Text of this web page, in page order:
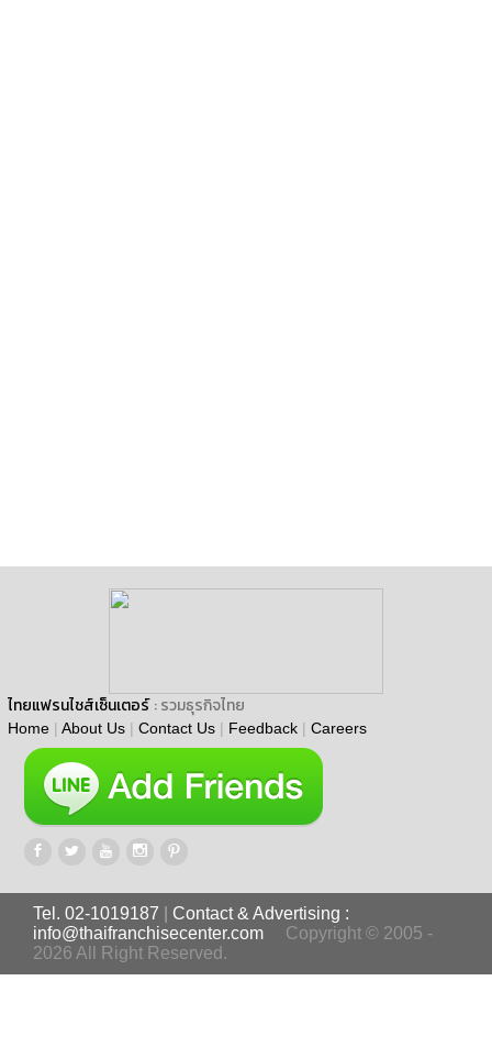
ไทยแฟรนไชส์เซ็นเตอร์ : รวมธุรกิจไทย
Home | About Us | Contact Us | Feedback | Careers
Tel. 02-1019187
Contact & Advertising :
info@thaifranchisecenter.com
Copyright © 2005 -
2026 All Right Reserved.